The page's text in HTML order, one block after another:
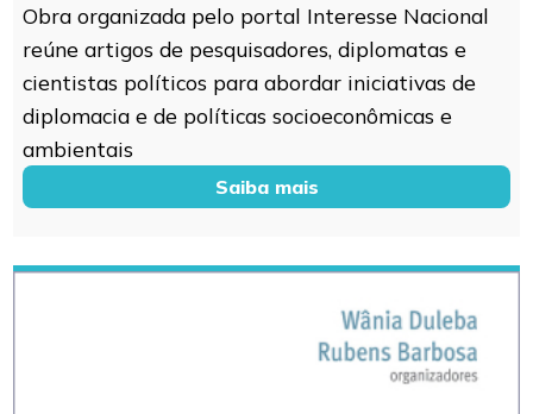
Obra organizada pelo portal Interesse Nacional
reúne artigos de pesquisadores, diplomatas e
cientistas políticos para abordar iniciativas de
diplomacia e de políticas socioeconômicas e
ambientais
Saiba mais